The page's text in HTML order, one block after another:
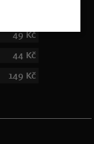
49 Kč
44 Kč
149 Kč